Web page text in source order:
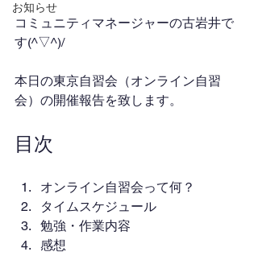
お知らせ
コミュニティマネージャーの古岩井で
す(^▽^)/
本日の東京自習会（オンライン自習
会）の開催報告を致します。
目次
オンライン自習会って何？
タイムスケジュール
勉強・作業内容
感想